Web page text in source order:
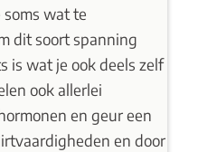
soms wat te
dit soort spanning
is wat je ook deels zelf
ook allerlei
en geur een
en door